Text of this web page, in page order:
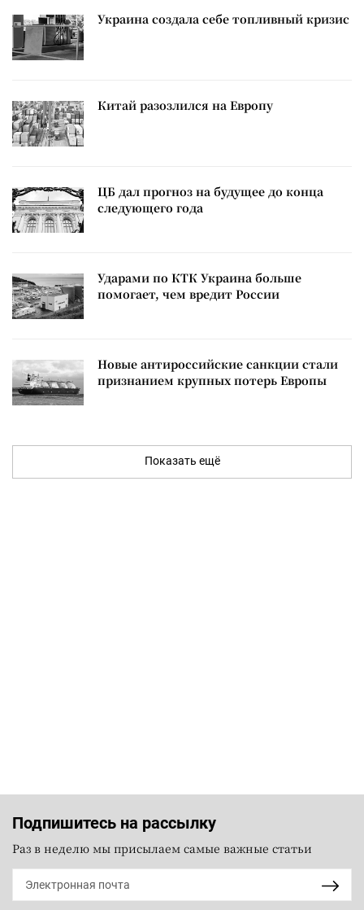
Украина создала себе топливный кризис
Китай разозлился на Европу
ЦБ дал прогноз на будущее до конца
следующего года
Ударами по КТК Украина больше
помогает, чем вредит России
Новые антироссийские санкции стали
признанием крупных потерь Европы
Показать ещё
Подпишитесь на рассылку
Раз в неделю мы присылаем самые важные статьи